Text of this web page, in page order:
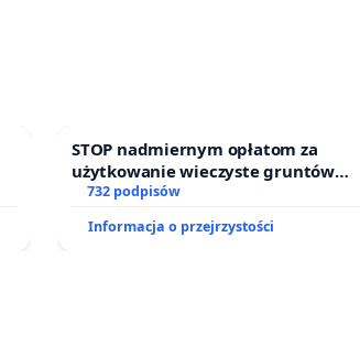
STOP nadmiernym opłatom za
użytkowanie wieczyste gruntów
zajmowanych przez rodzinne ogrody
732 podpisów
Informacja o przejrzystości